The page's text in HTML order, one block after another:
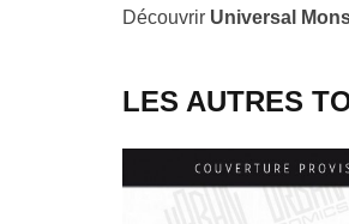
Découvrir Universal
LES AUTRES